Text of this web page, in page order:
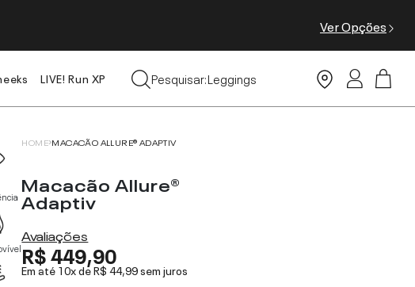
Ver Opções
LIVE! Run XP
Pesquisar:
Tops
Leggings
HOME MACACÃO ALLURE® ADAPTIV
Macacão Allure®
Adaptiv
Avaliações
R$ 449,90
Em até 10x deR$ 44,99sem juros